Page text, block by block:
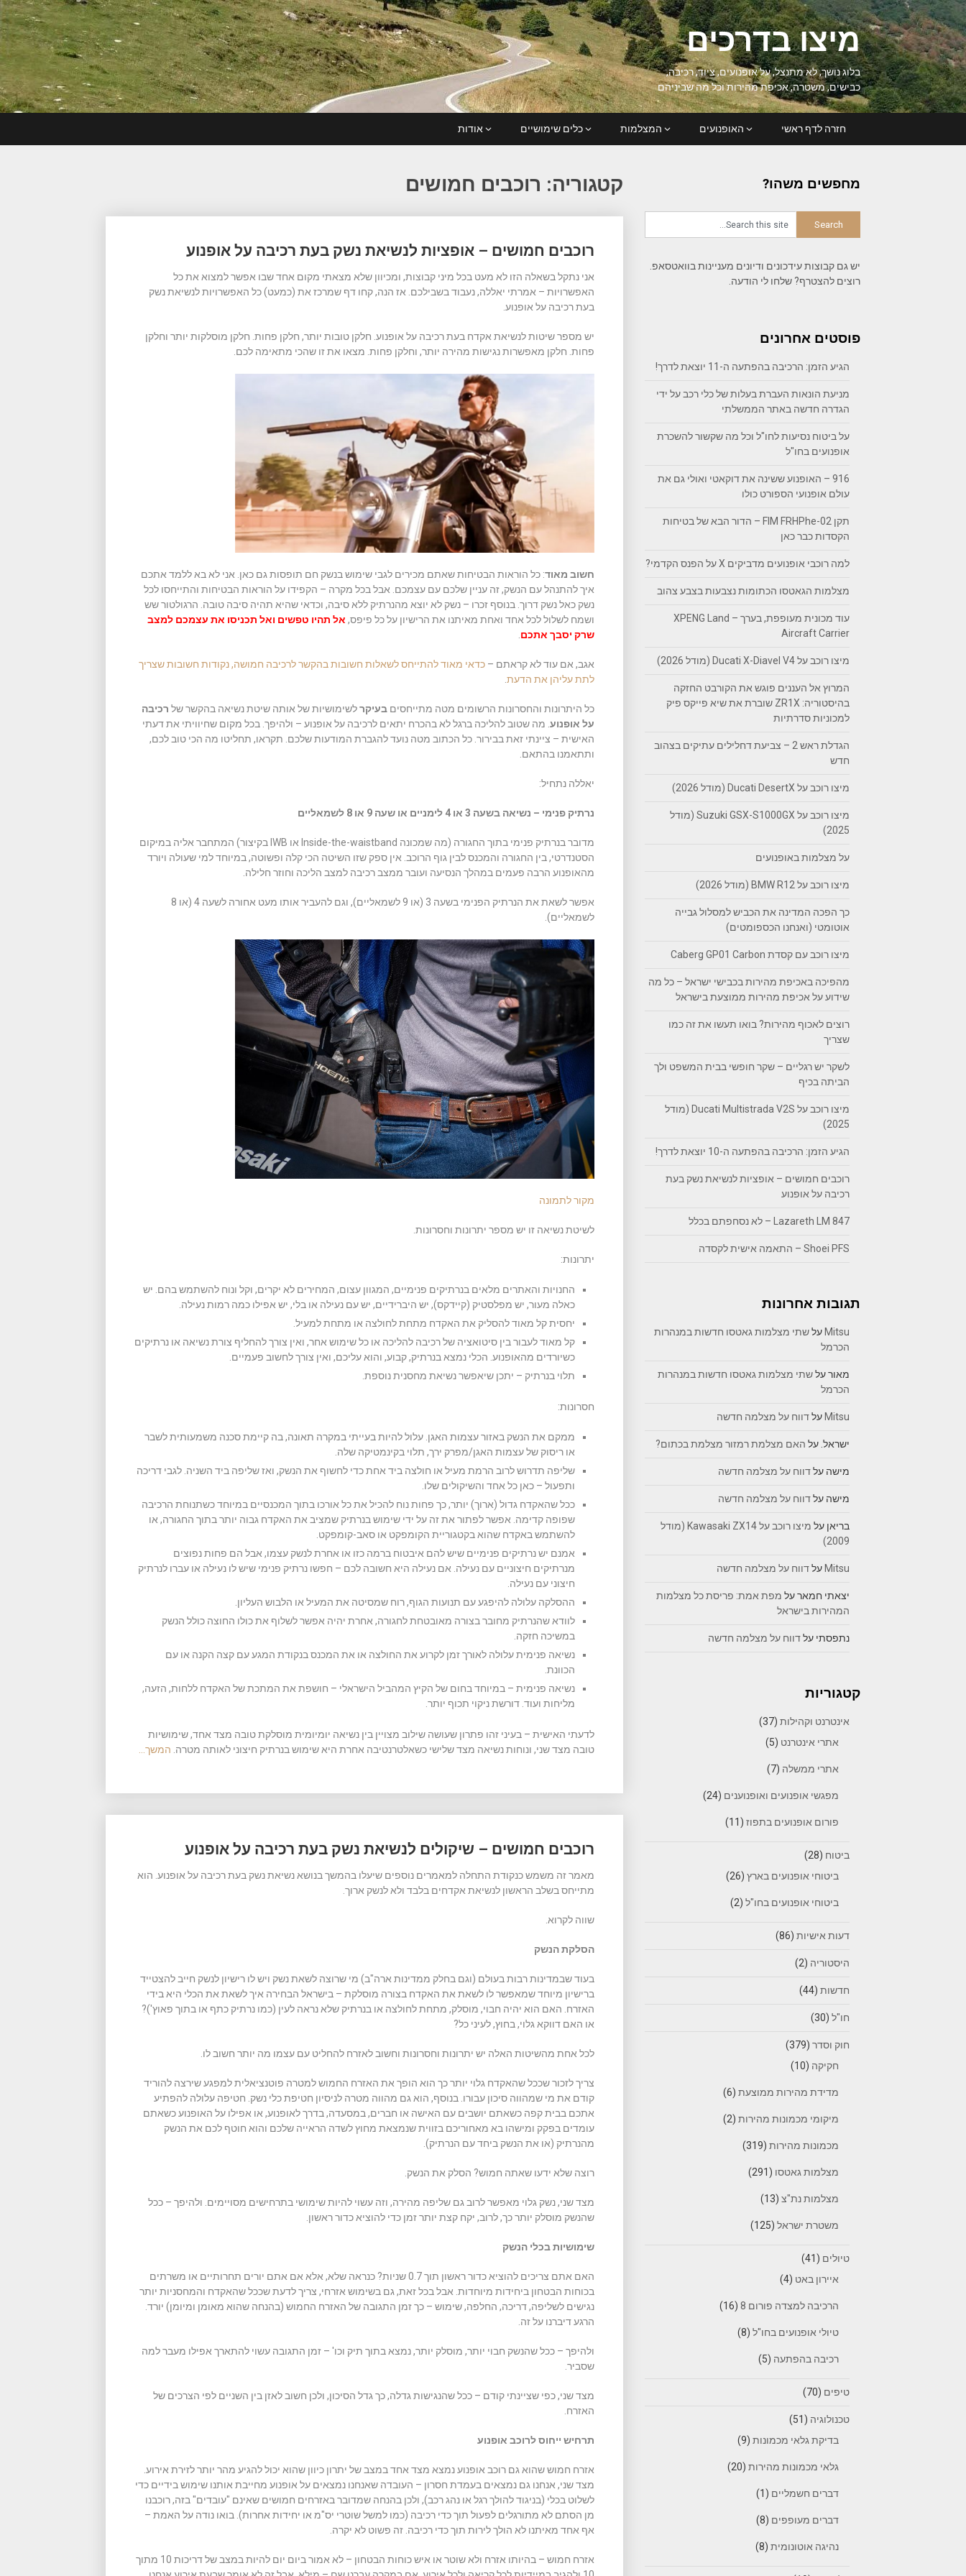
Skip
to
content
מיצו בדרכים
בלוג נושך, לא מתנצל, על אופנועים, ציוד, רכיבה,
כבישים, משטרה, אכיפת מהירות וכל מה שביניהם
חזרה לדף ראשי האופנועים המצלמות כלים שימושיים אודות
קטגוריה: רוכבים חמושים
רוכבים חמושים – אופציות לנשיאת נשק בעת רכיבה על אופנוע
אני נתקל בשאלה הזו לא מעט בכל מיני קבוצות, ומכיוון שלא מצאתי מקום אחד שבו אפשר למצוא את כל
האפשרויות – אמרתי יאללה, נעבוד בשבילכם. אז הנה, קחו דף שמרכז את (כמעט) כל האפשרויות לנשיאת נשק
בעת רכיבה על אופנוע.
יש מספר שיטות לנשיאת אקדח בעת רכיבה על אופנוע. חלקן טובות יותר, חלקן פחות. חלקן מוסלקות יותר וחלקן
פחות. חלקן מאפשרות נגישות מהירה יותר, וחלקן פחות. מצאו את זו שהכי מתאימה לכם.
חשוב מאוד: כל הוראות הבטיחות שאתם מכירים לגבי שימוש בנשק חם תופסות גם כאן. אני לא בא ללמד אתכם
איך להתנהל עם הנשק, זה עניין שלכם עם עצמכם. אבל בכל מקרה – הקפידו על הוראות הבטיחות והתייחסו לכל
נשק כאל נשק דרוך. בנוסף זכרו – נשק לא יוצא מהנרתיק ללא סיבה, וכדאי שהיא תהיה סיבה טובה. הרגולטור שש
ושמח לשלול לכל אחד ואחת מאיתנו את הרישיון על כל פיפס, אל תהיו טפשים ואל תכניסו את עצמכם למצב
שרק יסבך אתכם
אגב, אם עוד לא קראתם – כדאי מאוד להתייחס לשאלות חשובות בהקשר לרכיבה חמושה, נקודות חשובות שצריך
לתת עליהן את הדעת
כל היתרונות והחסרונות הרשומים מטה מתייחסים בעיקרלשימושיות של אותה שיטת נשיאה בהקשר של רכיבה
על אופנוע . מה שטוב להליכה ברגל לא בהכרח יתאים לרכיבה על אופנוע – ולהיפך. בכל מקום שחיוויתי את דעתי
האישית – ציינתי זאת בבירור. כל הכתוב מטה נועד להגברת המודעות שלכם. תקראו, תחליטו מה הכי טוב לכם,
ותתאמנו בהתאם.
יאללה נתחיל:
נרתיק פנימי – נשיאה בשעה 3 או 4 לימניים או שעה 9 או 8 לשמאליים
מדובר בנרתיק פנימי בתוך החגורה (מה שמכונה Inside-the-waistband או IWB בקיצור) המתחבר אליה במיקום
הסטנדרטי, בין החגורה והמכנס לבין גוף הרוכב. אין ספק שזו השיטה הכי קלה ופשוטה, במיוחד למי שעולה ויורד
מהאופנוע הרבה פעמים במהלך הנסיעה ועובר ממצב רכיבה למצב הליכה וחוזר חלילה.
אפשר לשאת את הנרתיק הפנימי בשעה 3 (או 9 לשמאליים), וגם להעביר אותו מעט אחורה לשעה 4 (או 8
לשמאליים).
מקור לתמונה
לשיטת נשיאה זו יש מספר יתרונות וחסרונות.
יתרונות:
החנויות והאתרים מלאים בנרתיקים פנימיים, המגוון עצום, המחירים לא יקרים, וקל ונוח להשתמש בהם. יש
כאלה מעור, יש מפלסטיק (קיידקס), יש היברידיים, יש עם נעילה או בלי, יש אפילו כמה רמות נעילה.
יחסית קל מאוד להסליק את האקדח מתחת לחולצה או מתחת למעיל.
קל מאוד לעבור בין סיטואציה של רכיבה להליכה או כל שימוש אחר, ואין צורך להחליף צורת נשיאה או נרתיקים
כשיורדים מהאופנוע. הכלי נמצא בנרתיק, קבוע, והוא עליכם, ואין צורך לחשוב פעמיים.
תלוי בנרתיק – יתכן שיאפשר נשיאת מחסנית נוספת.
חסרונות:
ממקם את הנשק באזור עצמות האגן. עלול להיות בעייתי במקרה תאונה, בה קיימת סכנה משמעותית לשבר
או ריסוק של עצמות האגן/מפרק ירך, תלוי בקינמטיקה שלה.
שליפה תדרוש לרוב הרמת מעיל או חולצה ביד אחת כדי לחשוף את הנשק, ואז שליפה ביד השניה. לגבי דריכה
ותפעול – כאן כל אחד והשיקולים שלו.
ככל שהאקדח גדול (ארוך) יותר, כך פחות נוח להכיל את כל אורכו בתוך המכנסיים במיוחד כשתנוחת הרכיבה
שפופה קדימה. אפשר לפתור את זה על ידי שימוש בנרתיק שמציב את האקדח גבוה יותר בתוך החגורה, או
להשתמש באקדח שהוא בקטגוריית הקומפקט או סאב-קומפקט.
אמנם יש נרתיקים פנימיים שיש להם איבטוח ברמה כזו או אחרת לנשק עצמו, אבל הם פחות נפוצים
מנרתיקים חיצוניים עם נעילה. אם נעילה היא חשובה לכם – חפשו נרתיק פנימי שיש לו נעילה או עברו לנרתיק
חיצוני עם נעילה.
ההסלקה עלולה להיפגע עם תנועות הגוף, רוח שמסיטה את המעיל או הלבוש העליון.
לוודא שהנרתיק מחובר בצורה מאובטחת לחגורה, אחרת יהיה אפשר לשלוף את כולו החוצה כולל הנשק
במשיכה חזקה.
נשיאה פנימית עלולה לאורך זמן לקרוע את החולצה או את המכנס בנקודת המגע עם קצה הקנה או עם
הכוונת.
נשיאה פנימית – במיוחד בחום של הקיץ המהביל הישראלי – חושפת את המתכת של האקדח ללחות, הזעה,
מליחות ועוד. דורשת ניקוי תכוף יותר.
לדעתי האישית – בעיני זהו פתרון שעושה שילוב מצויין בין נשיאה יומיומית מוסלקת טובה מצד אחד, שימושיות
טובה מצד שני, ונוחות נשיאה מצד שלישי כשאלטרנטיבה אחרת היא שימוש בנרתיק חיצוני לאותה מטרה. המשך…
רוכבים חמושים – שיקולים לנשיאת נשק בעת רכיבה על אופנוע
מאמר זה משמש כנקודת התחלה למאמרים נוספים שיעלו בהמשך בנושא נשיאת נשק בעת רכיבה על אופנוע. הוא
מתייחס בשלב הראשון לנשיאת אקדחים בלבד ולא לנשק ארוך.
שווה לקרוא.
הסלקת הנשק
בעוד שבמדינות רבות בעולם (וגם בחלק ממדינות ארה"ב) מי שרוצה לשאת נשק ויש לו רישיון לנשק חייב להצטייד
ברישיון מיוחד שמאפשר לו לשאת את האקדח בצורה מוסלקת – בישראל הבחירה איך לשאת את הכלי היא בידי
האזרח. האם הוא יהיה חבוי, מוסלק, מתחת לחולצה או בנרתיק שלא נראה לעין (כמו נרתיק כתף או בתוך פאוץ')?
או האם דווקא גלוי, בחוץ, לעיני כל?
לכל אחת מהשיטות האלה יש יתרונות וחסרונות וחשוב לאזרח להחליט עם עצמו מה יותר חשוב לו.
צריך לזכור שככל שהאקדח גלוי יותר כך הוא הופך את האזרח החמוש למטרה פוטנציאלית למפגע שירצה להוריד
קודם את מי שמהווה סיכון עבורו. בנוסף, הוא גם מהווה מטרה לניסיון חטיפת כלי נשק. חטיפה עלולה להפתיע
אתכם בבית קפה כשאתם יושבים עם האישה או חברים, במסעדה, בדרך לאופנוע, או אפילו על האופנוע כשאתם
עומדים בפקק ומישהו בא מאחוריכם בזווית שנמצאת מחוץ לשדה הראייה שלכם והוא חוטף לכם את הנשק
מהנרתיק (או את הנשק ביחד עם הנרתיק).
רוצה שלא ידעו שאתה חמוש? הסלק את הנשק.
מצד שני, נשק גלוי מאפשר לרוב גם שליפה מהירה, וזה עשוי להיות שימושי בתרחישים מסויימים. ולהיפך – ככל
שהנשק מוסלק יותר כך, לרוב, יקח קצת יותר זמן כדי להוציא כדור ראשון.
שימושיות בכלי הנשק
האם אתם צריכים להוציא כדור ראשון תוך 0.7 שניות? כנראה שלא, אלא אם אתם יורים תחרותיים או משרתים
בכוחות הבטחון ביחידות מיוחדות. אבל בכל זאת, גם בשימוש אזרחי, צריך לדעת שככל שהאקדח והמחסניות יותר
נגישים לשליפה, דריכה, החלפה, שימוש – כך זמן התגובה של האזרח החמוש (בהנחה שהוא מאומן ומיומן) יורד.
הרגע דיברנו על זה.
ולהיפך – ככל שהנשק חבוי יותר, מוסלק יותר, נמצא בתוך תיק וכו' – זמן התגובה עשוי להתארך אפילו מעבר למה
שסביר.
מצד שני, כפי שציינתי קודם – ככל שהנגישות גדלה, כך גדל הסיכון, ולכן חשוב לאזן בין השניים לפי הצרכים של
האזרח.
תרחיש ייחוס לרוכב אופנוע
אזרח חמוש שהוא גם רוכב אופנוע נמצא מצד אחד במצב של יתרון כיוון שהוא יכול להגיע מהר יותר לזירת אירוע.
מצד שני, אנחנו גם נמצאים בעמדת חסרון – העובדה שאנחנו נמצאים על אופנוע מחייבת אותנו שימוש בידיים כדי
לשלוט בכלי (בניגוד להולך רגל או נהג רכב), ולכן בהנחה שמדובר באזרחים חמושים שאינם "עובדים" בזה, רוכבנו
מן הסתם לא מתורגלים לפעול תוך כדי רכיבה (כמו למשל שוטרי יס"מ או יחידות אחרות). בואו נודה על האמת –
אף אחד מאיתנו לא הולך לירות תוך כדי רכיבה. זה פשוט לא יקרה.
אזרח חמוש – בהיותו אזרח ולא שוטר או איש כוחות הבטחון – לא אמור ביום יום להיות במצב של דריכות 10 מתוך
navigation
מחפשים משהו?
יש גם קבוצות עידכונים ודיונים מעניינות בוואטסאפ.
רוצים להצטרף? שלחו לי הודעה.
פוסטים אחרונים
הגיע הזמן: הרכיבה בהפתעה ה-11 יוצאת לדרך!
מניעת הונאות העברת בעלות של כלי רכב על ידי
הגדרה חדשה באתר הממשלתי
על ביטוח נסיעות לחו"ל וכל מה שקשור להשכרת
אופנועים בחו"ל
916 – האופנוע ששינה את דוקאטי ואולי גם את
עולם אופנועי הספורט כולו
תקן FIM FRHPhe-02 – הדור הבא של בטיחות
הקסדות כבר כאן
למה רוכבי אופנועים מדביקים X על הפנס הקדמי?
מצלמות הגאטסו הכתומות נצבעות בצבע צהוב
עוד מכונית מעופפת, בערך – XPENG Land
Aircraft Carrier
מיצו רוכב על Ducati X-Diavel V4 (מודל 2026)
המרוץ אל העננים פוגש את הקורבט החזקה
בהיסטוריה: ZR1X שוברת את שיא פייקס פיק
למכוניות סדרתיות
הגדלת ראש 2 – צביעת דחלילים עתיקים בצהוב
חדש
מיצו רוכב על Ducati DesertX (מודל 2026)
מיצו רוכב על Suzuki GSX-S1000GX (מודל
2025)
על מצלמות באופנועים
מיצו רוכב על BMW R12 (מודל 2026)
כך הפכה המדינה את הכביש למסלול גבייה
אוטומטי (ואנחנו הכספומטים)
מיצו רוכב עם קסדת Caberg GP01 Carbon
מהפיכה באכיפת מהירות בכבישי ישראל – כל מה
שידוע על אכיפת מהירות ממוצעת בישראל
רוצים לאכוף מהירות? בואו תעשו את זה כמו
שצריך
לשקר יש רגליים – שקר חופשי בבית המשפט ולך
הביתה בכיף
מיצו רוכב על Ducati Multistrada V2S (מודל
2025)
הגיע הזמן: הרכיבה בהפתעה ה-10 יוצאת לדרך!
רוכבים חמושים – אופציות לנשיאת נשק בעת
רכיבה על אופנוע
Lazareth LM 847 – לא נסחפתם בכלל
Shoei PFS – התאמה אישית לקסדה
תגובות אחרונות
Mitsu עלשתי מצלמות גאטסו חדשות במנהרות
הכרמל
מאורעלשתי מצלמות גאטסו חדשות במנהרות
הכרמל
Mitsu עלדווח על מצלמה חדשה
ישראל. על האם מצלמת רמזור מצלמת בכתום?
מישה עלדווח על מצלמה חדשה
מישה עלדווח על מצלמה חדשה
בריאן על
מיצו רוכב על Kawasaki ZX14 (מודל
2009)
Mitsu עלדווח על מצלמה חדשה
יצאתי חמארעל מפת אמת: פריסת כל מצלמות
המהירות בישראל
נתפסתי עלדווח על מצלמה חדשה
קטגוריות
אינטרנט וקהילות (37)
אתרי אינטרנט (5)
אתרי ממשלה (7)
מפגשי אופנועים ואופנוענים (24)
פורום אופנועים בתפוז (11)
ביטוח (28)
ביטוחי אופנועים בארץ (26)
ביטוחי אופנועים בחו"ל (2)
דעות אישיות (86)
היסטוריה (2)
חדשות (44)
חו"ל (30)
חוק וסדר (379)
חקיקה (10)
מדידת מהירות ממוצעת (6)
מיקומי מכמונות מהירות (2)
מכמונות מהירות (319)
מצלמות גאטסו (291)
מצלמות נת"צ (13)
משטרת ישראל (125)
טיולים (41)
איירון באט (4)
הרכיבה למצדה פורום 8 (16)
טיולי אופנועים בחו"ל (8)
רכיבה בהפתעה (5)
טיפים (70)
טכנולוגיה (51)
בדיקת גלאי מכמונות (9)
גלאי מכמונות מהירות (20)
דברים חשמליים (1)
דברים מעופפים (8)
נהיגה אוטונומית (8)